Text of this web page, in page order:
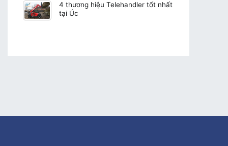
4 thương hiệu Telehandler tốt nhất
tại Úc